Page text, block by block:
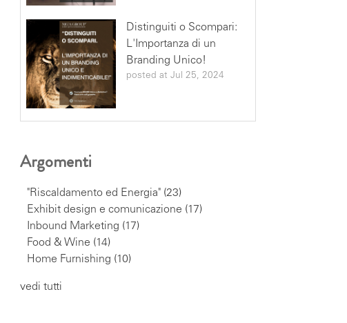
Distinguiti o Scompari:
L'Importanza di un
Branding Unico!
posted at Jul 25, 2024
Argomenti
"Riscaldamento ed Energia" (23)
Exhibit design e comunicazione (17)
Inbound Marketing (17)
Food & Wine (14)
Home Furnishing (10)
vedi tutti